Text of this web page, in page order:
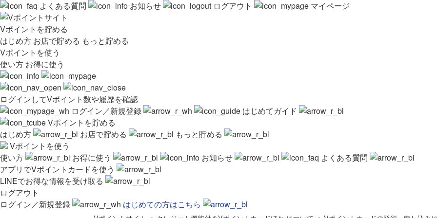
よくある質問 お知らせ ログアウト マイページ
Vポイントを貯める
はじめ方 お店で貯める もっと貯める
Vポイントを使う
使い方 お得に使う
ログインしてVポイント数や履歴を確認
ログイン／新規登録
はじめてガイド
Vポイントを貯める
はじめ方
お店で貯める
もっと貯める
Vポイントを使う
使い方
お得に使う お知らせ
よくある質問
アプリでVポイントカードを使う
LINEでお得な情報を受け取る
ログアウト
ログイン／新規登録
はじめての方はこちら